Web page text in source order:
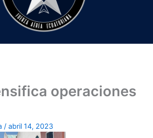
operaciones
/abril 14, 2023